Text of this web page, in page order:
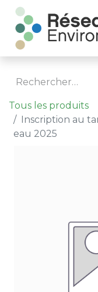
Tous les produits
Inscription au
eau 2025